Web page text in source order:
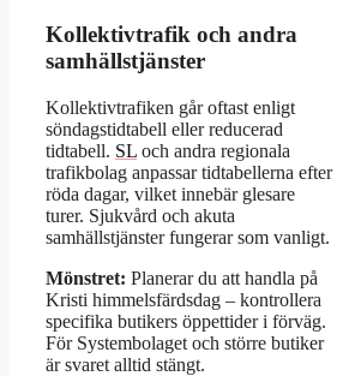
Kollektivtrafik och andra
samhällstjänster
Kollektivtrafiken går oftast enligt
söndagstidtabell eller reducerad
tidtabell. SL och andra regionala
trafikbolag anpassar tidtabellerna efter
röda dagar, vilket innebär glesare
turer. Sjukvård och akuta
samhällstjänster fungerar som vanligt.
Mönstret: Planerar du att handla på
Kristi himmelsfärdsdag – kontrollera
specifika butikers öppettider i förväg.
För Systembolaget och större butiker
är svaret alltid stängt.